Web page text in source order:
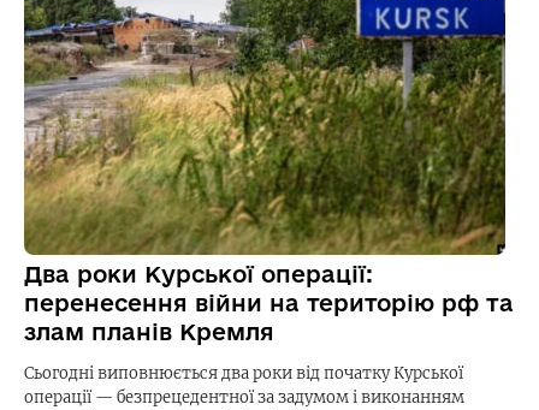
Два роки Курської операції:
перенесення війни на територію рф та
злам планів Кремля
Сьогодні виповнюється два роки від початку Курської
операції — безпрецедентної за задумом і виконанням